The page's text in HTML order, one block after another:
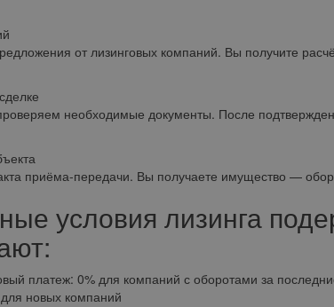
от лизинговых компаний. Вы получите
необходимые документы. После
приёма-передачи. Вы получаете имущество —
условия лизинга
0% для компаний с оборотами за последние
новых компаний